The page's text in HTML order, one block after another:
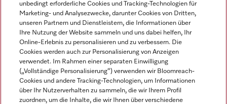
Sprache
DEUTSCH
unbedingt erforderliche Cookies und Tracking-Technologien für
Marketing- und Analysezwecke, darunter Cookies von Dritten,
unseren Partnern und Dienstleistern, die Informationen über
Ihre Nutzung der Website sammeln und uns dabei helfen, Ihr
Online-Erlebnis zu personalisieren und zu verbessern. Die
Cookies werden auch zur Personalisierung von Anzeigen
verwendet. Im Rahmen einer separaten Einwilligung
(„Vollständige Personalisierung“) verwenden wir Bloomreach-
Cookies und andere Tracking-Technologien, um Informationen
über Ihr Nutzerverhalten zu sammeln, die wir Ihrem Profil
zuordnen, um die Inhalte, die wir Ihnen über verschiedene